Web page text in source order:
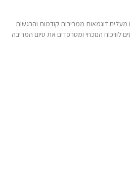
מעלים דוגמאות ממריבות קודמות והרגשות
לוויכוח הנוכחי ומטרפדים את סיום המריבה